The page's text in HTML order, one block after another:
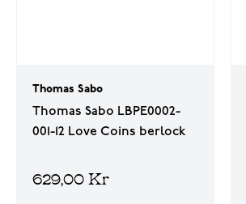
Thomas Sabo
Thomas Sabo LBPE0002-
001-12 Love Coins berlock
629,00 Kr